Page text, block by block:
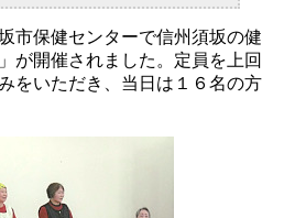
市保健センターで信州須坂の健
が開催されました。定員を上回
をいただき、当日は１６名の方